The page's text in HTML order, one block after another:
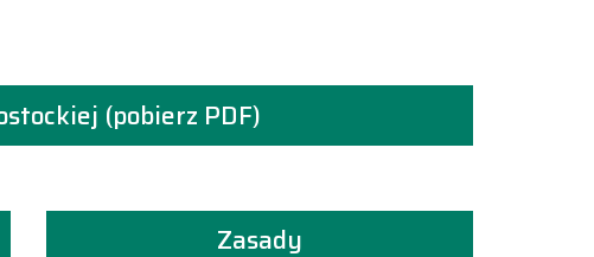
(pobierz PDF)
Zasady